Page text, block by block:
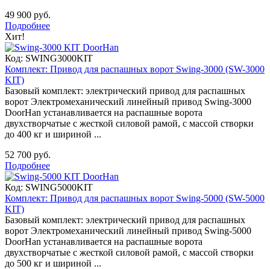
49 900 руб.
Подробнее
Хит!
Код: SWING3000KIT
Комплект: Привод для распашных ворот Swing-3000 (SW-3000
KIT)
Базовый комплект: электрический привод для распашных
ворот Электромеханический линейный привод Swing-3000
DoorHan устанавливается на распашные ворота
двухстворчатые с жесткой силовой рамой, с массой створки
до 400 кг и шириной ...
52 700 руб.
Подробнее
Код: SWING5000KIT
Комплект: Привод для распашных ворот Swing-5000 (SW-5000
KIT)
Базовый комплект: электрический привод для распашных
ворот Электромеханический линейный привод Swing-5000
DoorHan устанавливается на распашные ворота
двухстворчатые с жесткой силовой рамой, с массой створки
до 500 кг и шириной ...